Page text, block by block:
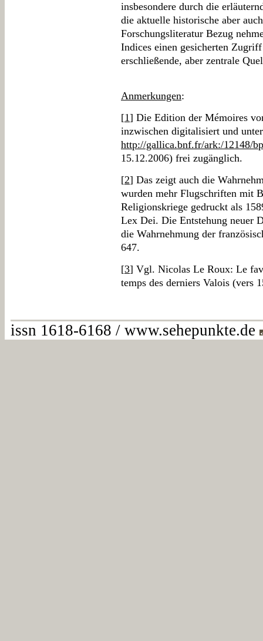
insbesondere durch die
die aktuelle historische aber
Forschungsliteratur Bezug
Indices einen gesicherten
erschließende, aber zentrale
Anmerkungen:
[1] Die Edition der Mémoires
inzwischen digitalisiert und unter
http://gallica.bnf.fr/ark:/12148/
15.12.2006) frei zugänglich.
[2] Das zeigt auch die
wurden mehr Flugschriften mit
Religionskriege gedruckt als
Lex Dei. Die Entstehung neuer
die Wahrnehmung der
647.
[3] Vgl. Nicolas Le Roux: Le
temps des derniers Valois (vers
issn 1618-6168 / www.sehepunkte.de